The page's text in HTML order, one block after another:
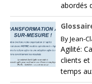
abordés
ByJean-
Agilité:
clients
temps